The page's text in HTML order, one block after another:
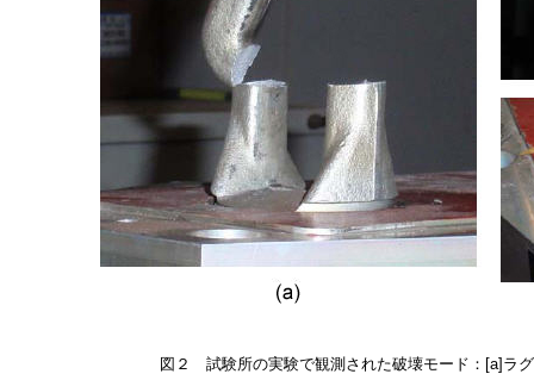
図２ 試験所の実験で観測された破壊モード：[a]ラ